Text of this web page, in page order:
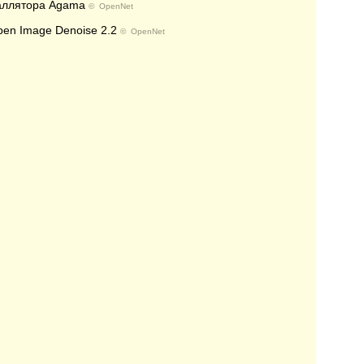
Agama © OpenNet
Image Denoise 2.2 © OpenNet